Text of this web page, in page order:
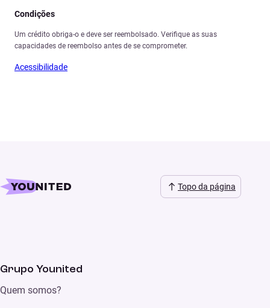
Condições
Um crédito obriga-o e deve ser reembolsado. Verifique as suas
capacidades de reembolso antes de se comprometer.
Acessibilidade
Topo da página
Grupo Younited
Quem somos?